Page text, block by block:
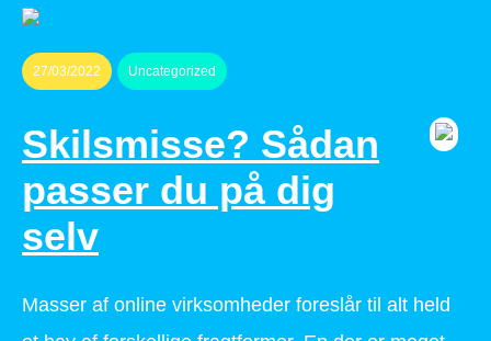
27/03/2022 Uncategorized
Skilsmisse? Sådan
passer du på dig
selv
Masser af online virksomheder foreslår til alt held